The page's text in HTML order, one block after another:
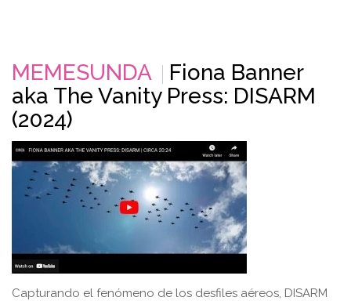
MEMESUNDA
Fiona Banner
aka The Vanity Press: DISARM
(2024)
Capturando el fenómeno de los desfiles aéreos, DISARM